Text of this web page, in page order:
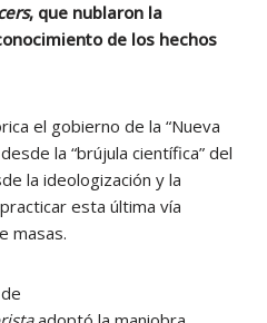
, que nublaron la
de los hechos
el gobierno de la “Nueva
la “brújula científica” del
la ideologización y la
esta última vía
masas.